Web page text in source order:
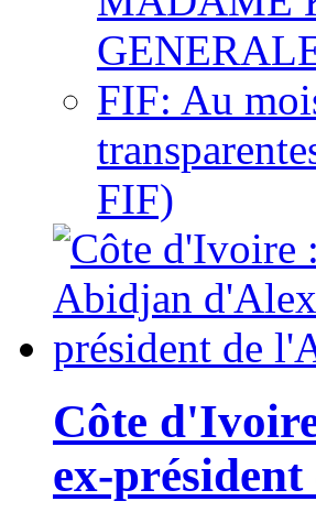
FIF: Au
FIF)
Côte
ex-